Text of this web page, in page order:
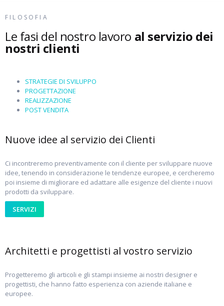
FILOSOFIA
Le fasi del nostro lavoro al servizio dei
nostri clienti
STRATEGIE DI SVILUPPO
PROGETTAZIONE
REALIZZAZIONE
POST VENDITA
Nuove idee al servizio dei Clienti
Ci incontreremo preventivamente con il cliente per sviluppare nuove
idee, tenendo in considerazione le tendenze europee, e cercheremo
poi insieme di migliorare ed adattare alle esigenze del cliente i nuovi
prodotti da sviluppare.
SERVIZI
Architetti e progettisti al vostro servizio
Progetteremo gli articoli e gli stampi insieme ai nostri designer e
progettisti, che hanno fatto esperienza con aziende italiane e
europee.